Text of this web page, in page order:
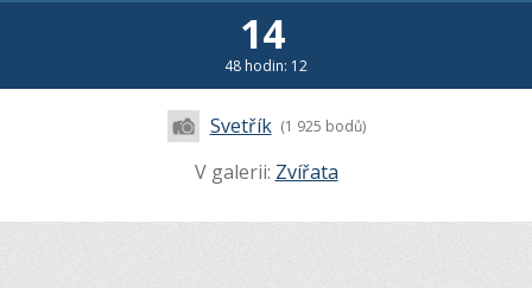
14
48 hodin: 12
Svetřík (1 925 bodů)
V galerii: Zvířata